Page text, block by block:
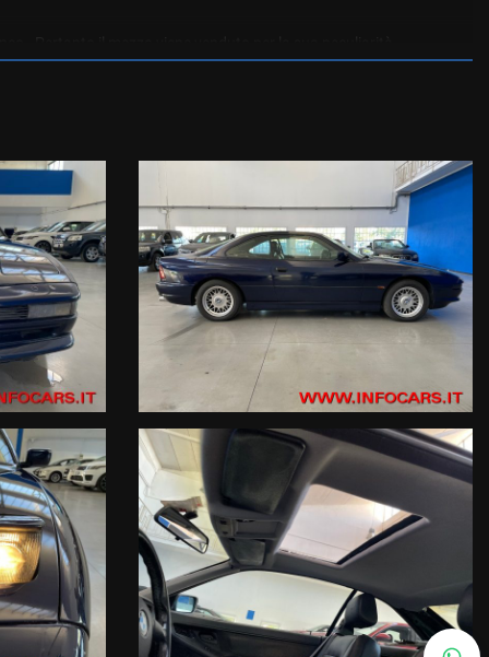
ASI, PROPOSTA CON CAMBIO AUTOMATICO, VERNICE
SERVOSTERZO, CHIUSURA CENTRALIZZATA.
ANNI , IN PARTICOLAR MODO , ALL'ACCENSIONE PROVIENE FUMO
2014, ma una semplice indicazione sommaria del veicolo offerto,
rate mensili, potranno subire variazioni in funzione della